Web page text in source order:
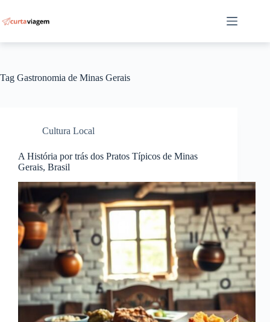
para
o
Tag Gastronomia de Minas Gerais
Cultura Local
A História por trás dos Pratos Típicos de Minas
Gerais, Brasil